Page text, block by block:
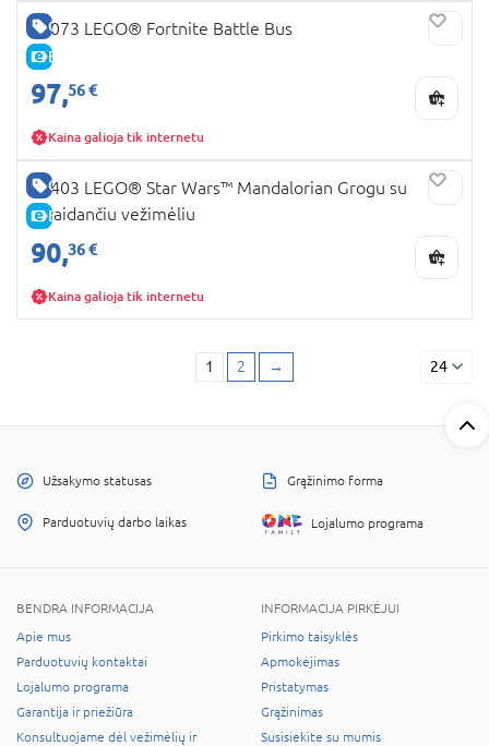
GERA KAINA
E-KAINA
77073 LEGO® Fortnite Battle Bus
97,56 €
Kaina galioja tik internetu
GERA KAINA
E-KAINA
75403 LEGO® Star Wars™ Mandalorian Grogu su
skraidančiu vežimėliu
90,36 €
Kaina galioja tik internetu
1 2 → 24
Užsakymo statusas Grąžinimo forma
Parduotuvių darbo laikas Lojalumo programa
BENDRA INFORMACIJA
Apie mus
Parduotuvių kontaktai
Lojalumo programa
Garantija ir priežiūra
Konsultuojame dėl vežimėlių ir
INFORMACIJA PIRKĖJUI
Pirkimo taisyklės
Apmokėjimas
Pristatymas
Grąžinimas
Susisiekite su mumis